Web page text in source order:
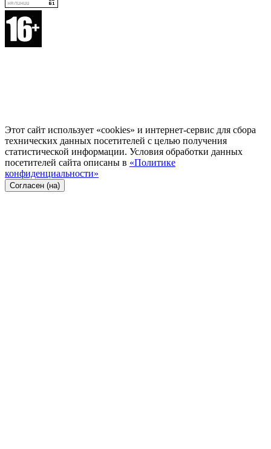
Этот сайт использует «cookies» и интернет-сервис для сбора
технических данных посетителей с целью получения
статистической информации. Условия обработки данных
посетителей сайта описаны в «Политике
конфиденциальности»
Согласен (на)